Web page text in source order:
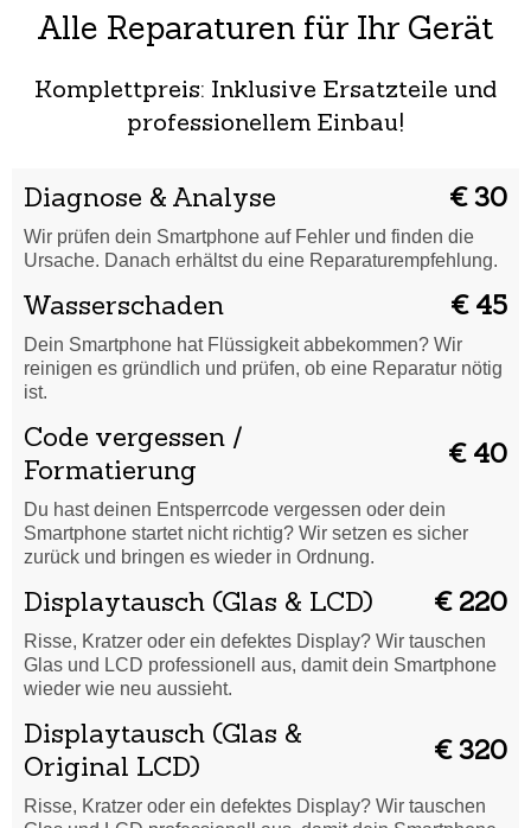
Alle Reparaturen für Ihr Gerät
Komplettpreis: Inklusive Ersatzteile und
professionellem Einbau!
Diagnose & Analyse € 30
Wir prüfen dein Smartphone auf Fehler und finden die
Ursache. Danach erhältst du eine Reparaturempfehlung.
Wasserschaden € 45
Dein Smartphone hat Flüssigkeit abbekommen? Wir
reinigen es gründlich und prüfen, ob eine Reparatur nötig
ist.
Code vergessen /
Formatierung
€ 40
Du hast deinen Entsperrcode vergessen oder dein
Smartphone startet nicht richtig? Wir setzen es sicher
zurück und bringen es wieder in Ordnung.
Displaytausch (Glas & LCD) € 220
Risse, Kratzer oder ein defektes Display? Wir tauschen
Glas und LCD professionell aus, damit dein Smartphone
wieder wie neu aussieht.
Displaytausch (Glas &
Original LCD)
€ 320
Risse, Kratzer oder ein defektes Display? Wir tauschen